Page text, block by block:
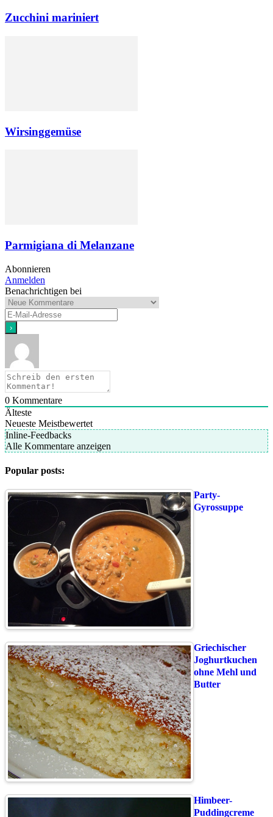
Zucchini mariniert
Wirsinggemüse
Parmigiana di Melanzane
Abonnieren
Anmelden
Benachrichtigen bei
0 Kommentare
Älteste
Neueste Meistbewertet
Inline-Feedbacks
Alle Kommentare anzeigen
Popular posts:
Party-
Gyrossuppe
Griechischer
Joghurtkuchen
ohne Mehl und
Butter
Himbeer-
Puddingcreme